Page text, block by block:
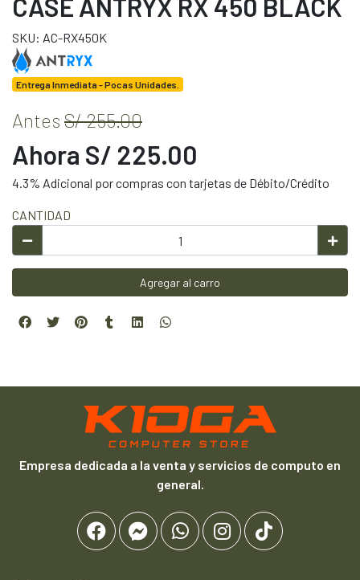
CASE ANTRYX RX 450 BLACK
SKU: AC-RX450K
Entrega Inmediata - Pocas Unidades.
Antes S/ 255.00
Ahora S/ 225.00
4.3% Adicional por compras con tarjetas de Débito/Crédito
CANTIDAD
Agregar al carro
Empresa dedicada a la venta y servicios de computo en
general.